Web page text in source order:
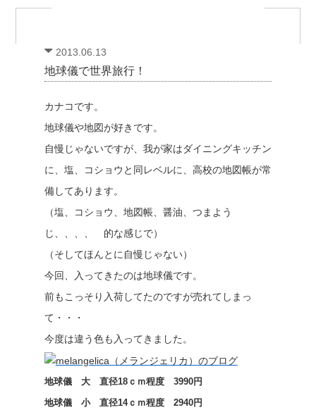
2013.06.13
地球儀で世界旅行！
カナコです。
地球儀や地図が好きです。
自慢じゃないですが、我が家はダイニングキッチン
に、塩、コショウと同レベルに、高校の地図帳が常
備してあります。
（塩、コショウ、地図帳、醤油、つまよう
じ、、、、 的な感じで）
（そしてほんとに自慢じゃない）
今回、入ってきたのは地球儀です。
前もこっそり入荷してたのですが売れてしまっ
て・・・
今度は違う色も入ってきました。
地球儀 大 直径18ｃｍ程度 3990円
地球儀 小 直径14ｃｍ程度 2940円